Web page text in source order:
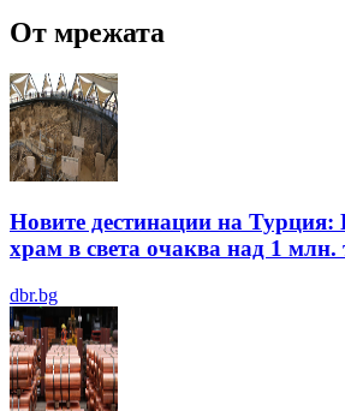
От мрежата
Новите дестинации на Турция:
храм в света очаква над 1 млн.
dbr.bg